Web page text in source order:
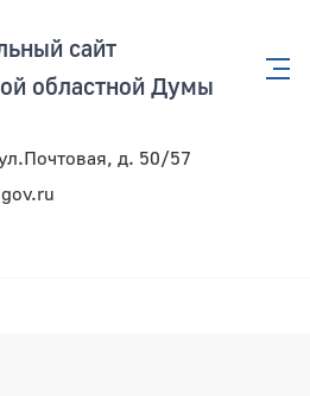
сайт
областной Думы
д. 50/57